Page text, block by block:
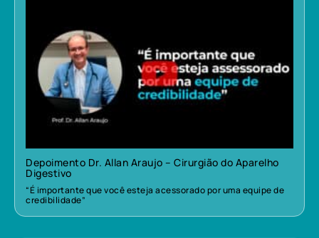
Depoimento Dr. Allan Araujo – Cirurgião do Aparelho
Digestivo
“É importante que você esteja acessorado por uma equipe de
credibilidade”